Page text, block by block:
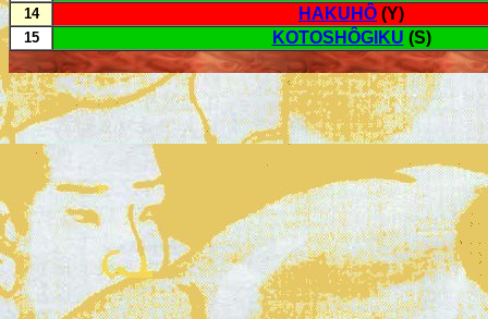
14 HAKUHÔ (Y)
15 KOTOSHÔGIKU (S)